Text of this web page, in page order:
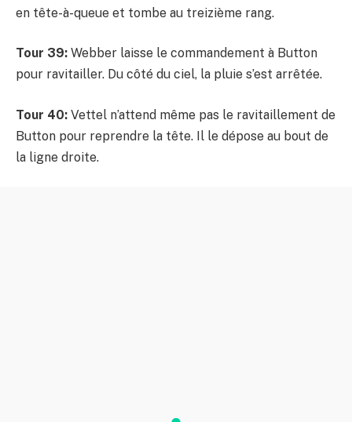
en tête-à-queue et tombe au treizième rang.
Tour 39: Webber laisse le commandement à Button
pour ravitailler. Du côté du ciel, la pluie s’est arrêtée.
Tour 40: Vettel n’attend même pas le ravitaillement de
Button pour reprendre la tête. Il le dépose au bout de
la ligne droite.